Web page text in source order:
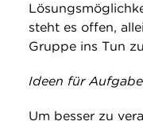
steht es offen,
Gruppe ins Tun
Ideen für
Um besser zu